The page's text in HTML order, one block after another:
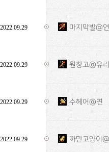
2022.09.29 마지막발@연
2022.09.29 원창고@유리
2022.09.29 수헤어@연
2022.09.29 까만고양이